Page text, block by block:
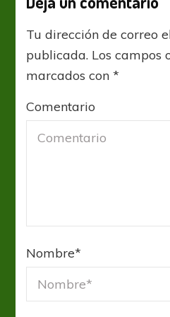
Tu dirección de correo
publicada. Los campos
marcados con*
Comentario
Nombre*